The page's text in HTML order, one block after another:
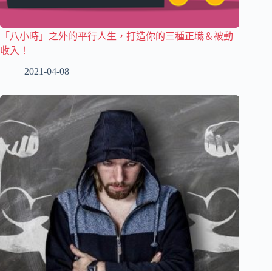
「八小時」之外的平行人生，打造你的三種正職＆被動
收入！
2021-04-08